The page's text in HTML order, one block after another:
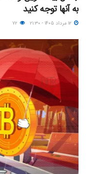
به آنها توجه کنید